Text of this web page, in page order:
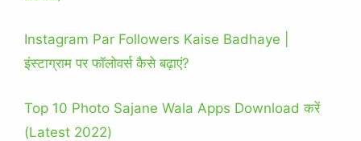
Instagram Par Followers Kaise Badhaye |
इंस्टाग्राम पर फॉलोवर्स कैसे बढ़ाएं?
Top 10 Photo Sajane Wala Apps Download करें
(Latest 2022)